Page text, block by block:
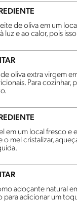
de oliva em um
luz e ao calor, pois
oliva extra virgem
Para
em um local fresco e
o mel cristalizar,
adoçante natural
para adicionar um